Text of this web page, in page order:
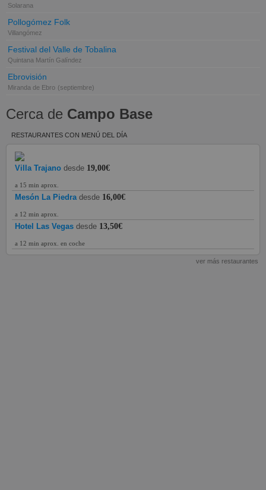
Solarana
Pollogómez Folk
Villangómez
Festival del Valle de Tobalina
Quintana Martín Galíndez
Ebrovisión
Miranda de Ebro (septiembre)
Cerca de Campo Base
RESTAURANTES CON MENÚ DEL DÍA
Villa Trajano desde 19,00€
a 15 min aprox.
Mesón La Piedra desde 16,00€
a 12 min aprox.
Hotel Las Vegas desde 13,50€
a 12 min aprox. en coche
ver más restaurantes